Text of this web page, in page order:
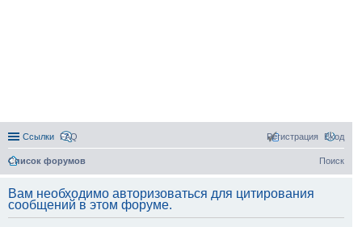
Ссылки FAQ Вход
Регистрация
Список форумов Поиск
Вам необходимо авторизоваться для цитирования
сообщений в этом форуме.